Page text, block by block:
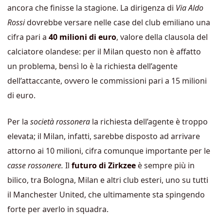
ancora che finisse la stagione. La dirigenza di Via Aldo
Rossidovrebbe versare nelle case del club emiliano una
cifra pari a 40 milioni di euro, valore della clausola del
calciatore olandese: per il Milan questo non è affatto
un problema, bensì lo è la richiesta dell’agente
dell’attaccante, ovvero le commissioni pari a 15 milioni
di euro.
Per la società rossonera la richiesta dell’agente è troppo
elevata; il Milan, infatti, sarebbe disposto ad arrivare
attorno ai 10 milioni, cifra comunque importante per le
casse rossonere. Il futuro di Zirkzee è sempre più in
bilico, tra Bologna, Milan e altri club esteri, uno su tutti
il Manchester United, che ultimamente sta spingendo
forte per averlo in squadra.